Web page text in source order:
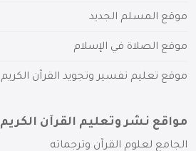
موقع المسلم الجديد
موقع الصلاة في الإسلام
موقع تعليم تفسير وتجويد القرآن الكريم
مواقع نشر وتعليم القرآن الكريم
الجامع لعلوم القرآن وترجماته